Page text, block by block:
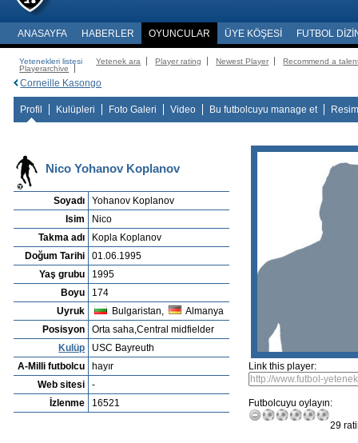
ANASAYFA HABERLER OYUNCULAR ÜYE KÖŞESI FUTBOL
Yetenekleri listesi Yetenek ara Player rating Newest Player
Recommend a
Playerarchive
Corneille Kasongo
Profil Kulüpleri Foto Galeri Video Bu futbolcuyu manage et
Nico Yohanov Koplanov
Soyadı
Yohanov Koplanov
Isim
Nico
Takma adı
Kopla Koplanov
Doğum Tarihi
01.06.1995
Yaş grubu
1995
Boyu
174
Uyruk
Bulgaristan,
Almanya
Posisyon
Orta saha,Central midfielder
Kulüp
USC Bayreuth
A-Milli futbolcu
hayır
Web sitesi
-
İzlenme
16521
Link this player:
Futbolcuyu oylayın:
29